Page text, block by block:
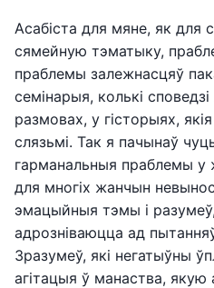
Асабіста для мяне, як для
сямейную тэматыку,
праблемы залежнасцяў
семінарыя, колькі
размовах, у гісторыях,
слязьмі. Так я пачынаў
гарманальныя праблемы
для многіх жанчын
эмацыйныя тэмы і
адрозніваюцца ад
Зразумеў, які негатыўны
агітацыя ў манаства,